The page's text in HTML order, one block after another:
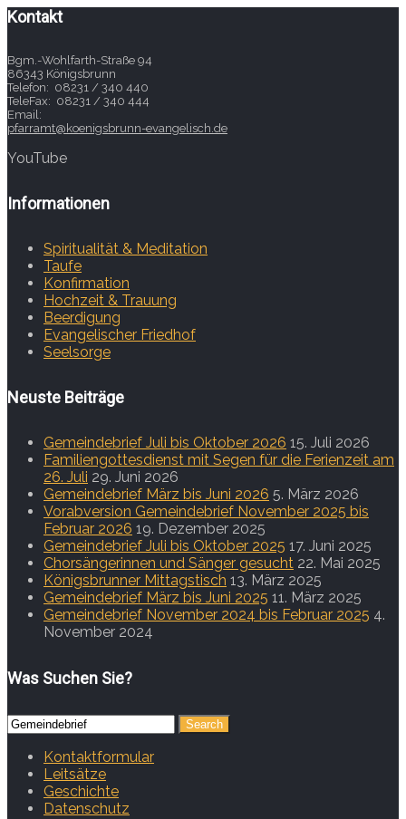
Kontakt
Bgm.-Wohlfarth-Straße 94
86343 Königsbrunn
Telefon: 08231 / 340 440
TeleFax: 08231 / 340 444
Email:
pfarramt@koenigsbrunn-evangelisch.de
YouTube
Informationen
Spiritualität & Meditation
Taufe
Konfirmation
Hochzeit & Trauung
Beerdigung
Evangelischer Friedhof
Seelsorge
Neuste Beiträge
Gemeindebrief Juli bis Oktober 2026 15. Juli 2026
Familiengottesdienst mit Segen für die Ferienzeit am
26. Juli 29. Juni 2026
Gemeindebrief März bis Juni 2026 5. März 2026
Vorabversion Gemeindebrief November 2025 bis
Februar 2026 19. Dezember 2025
Gemeindebrief Juli bis Oktober 2025 17. Juni 2025
Chorsängerinnen und Sänger gesucht 22. Mai 2025
Königsbrunner Mittagstisch 13. März 2025
Gemeindebrief März bis Juni 2025 11. März 2025
Gemeindebrief November 2024 bis Februar 2025 4.
November 2024
Was Suchen Sie?
Kontaktformular
Leitsätze
Geschichte
Datenschutz